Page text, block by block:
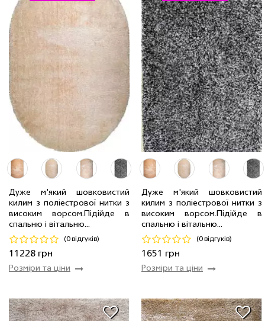
Дуже м'який шовковистий
килим з поліестрової нитки з
високим ворсом.Пiдiйде в
спальню і вітальню...
(0 відгуків)
11228 грн
Розміри та ціни
2.4 x 3.4 м 34 шт 11228 грн
Код 17168
Дуже м'який шовковистий
килим з поліестрової нитки з
високим ворсом.Пiдiйде в
спальню і вітальню...
(0 відгуків)
1651 грн
Розміри та ціни
0.8 x 1.5 м 2 шт 1651 грн
Код 18137